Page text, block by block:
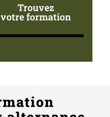
Trouvez
votre formation